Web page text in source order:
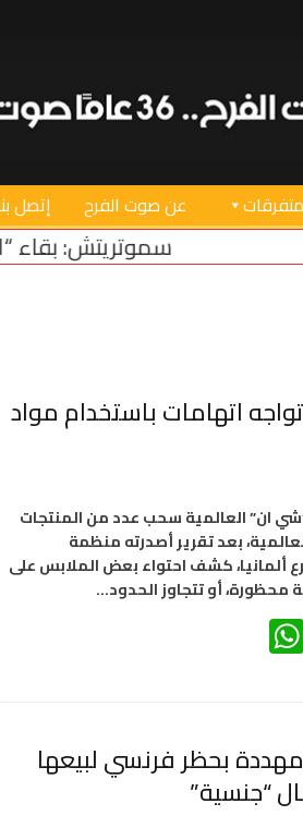
متفرقات عن صوت الفرح إتصل
سموتريتش: بقاء “الجيش
اتهامات باستخدام مواد
ان” العالمية سحب عدد من المنتجات
بعد تقرير أصدرته منظمة
ألمانيا، كشف احتواء بعض الملابس على
محظورة، أو تتجاوز الحدود…
Twitter
بحظر فرنسي لبيعها
“جنسية”